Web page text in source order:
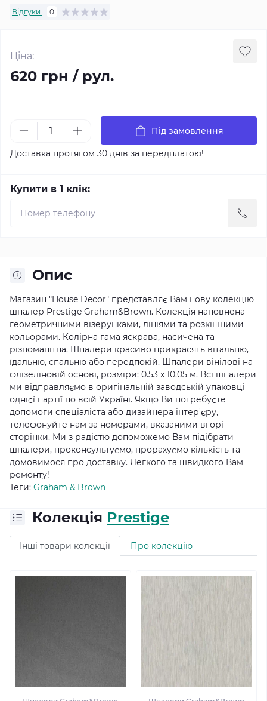
Відгуки: 0
Ціна:
620 грн / рул.
Під замовлення
Доставка протягом 30 днів за передплатою!
Купити в 1 клік:
Опис
Магазин "House Decor" представляє Вам нову колекцію
шпалер Prestige Graham&Brown. Колекція наповнена
геометричними візерунками, лініями та розкішними
кольорами. Колірна гама яскрава, насичена та
різноманітна. Шпалери красиво прикрасять вітальню,
їдальню, спальню або передпокій. Шпалери вінілові на
флізеліновій основі, розміри: 0.53 х 10.05 м. Всі шпалери
ми відправляємо в оригінальній заводській упаковці
однієї партії по всій Україні. Якщо Ви потребуєте
допомоги спеціаліста або дизайнера інтер'єру,
телефонуйте нам за номерами, вказаними вгорі
сторінки. Ми з радістю допоможемо Вам підібрати
шпалери, проконсультуємо, прорахуємо кількість та
домовимося про доставку. Легкого та швидкого Вам
ремонту!
Теги: Graham & Brown
Колекція Prestige
Інші товари колекції Про колекцію